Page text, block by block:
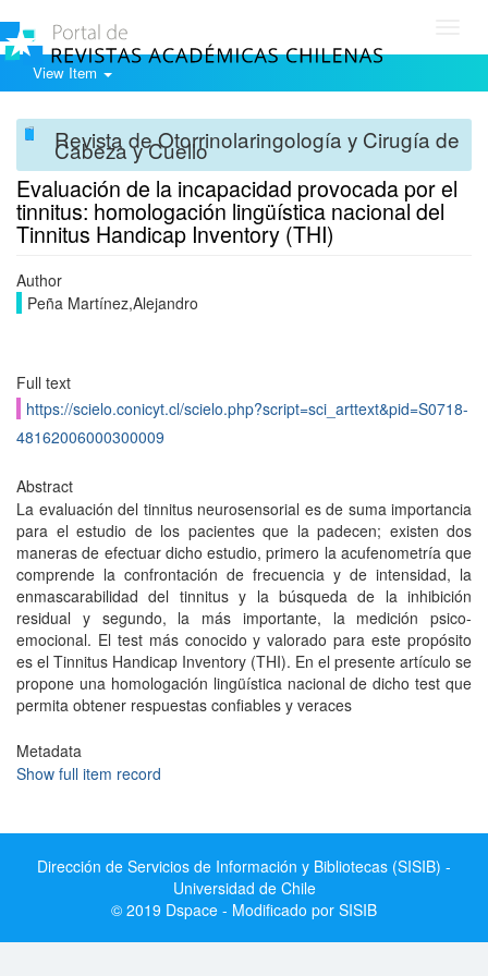
View Item
Revista de Otorrinolaringología y Cirugía de
Cabeza y Cuello
Evaluación de la incapacidad provocada por el
tinnitus: homologación lingüística nacional del
Tinnitus Handicap Inventory (THI)
Author
Peña Martínez,Alejandro
Full text
https://scielo.conicyt.cl/scielo.php?script=sci_arttext&pid=S0718-
48162006000300009
Abstract
La evaluación del tinnitus neurosensorial es de suma importancia
para el estudio de los pacientes que la padecen; existen dos
maneras de efectuar dicho estudio, primero la acufenometría que
comprende la confrontación de frecuencia y de intensidad, la
enmascarabilidad del tinnitus y la búsqueda de la inhibición
residual y segundo, la más importante, la medición psico-
emocional. El test más conocido y valorado para este propósito
es el Tinnitus Handicap Inventory (THI). En el presente artículo se
propone una homologación lingüística nacional de dicho test que
permita obtener respuestas confiables y veraces
Metadata
Show full item record
Dirección de Servicios de Información y Bibliotecas (SISIB) -
Universidad de Chile
© 2019 Dspace - Modificado por SISIB